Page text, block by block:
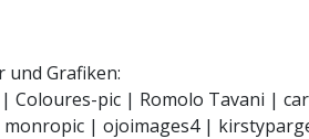
und Grafiken:
Coloures-pic | Romolo Tavani |
| ojoimages4 |